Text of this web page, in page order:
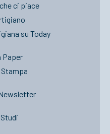
ci piace
su Today